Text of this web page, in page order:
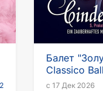
Балет
Classico
2026-2027
с 17 Дек 2026